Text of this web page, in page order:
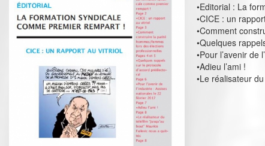
•Editorial : La
•CICE : un
•Comment
•Quelques
•Pour l’avenir
•Adieu l’ami !
•Le réalisateur